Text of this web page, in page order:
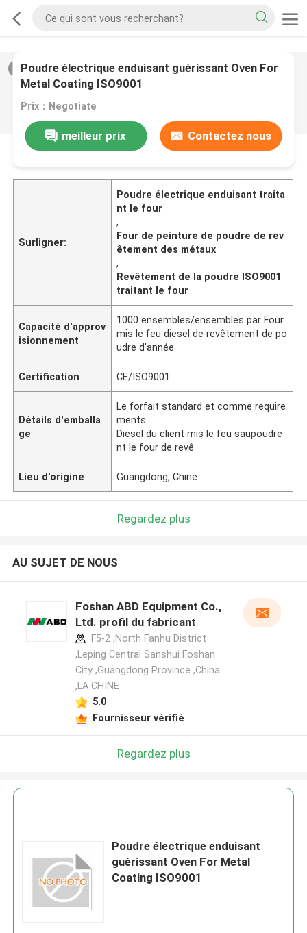
Nous vous rappellerons bientôt!
/0
Poudre électrique enduisant guérissant Oven For
Metal Coating ISO9001
Prix：Negotiate
meilleur prix
Contactez nous
DESCRIPTION DE PRODUIT
Surligner:
Poudre électrique enduisant traita
nt le four
,
Four de peinture de poudre de rev
êtement des métaux
,
Revêtement de la poudre ISO9001
traitant le four
Capacité d'approv
isionnement
1000 ensembles/ensembles par Four
mis le feu diesel de revêtement de po
udre d'année
Certification CE/ISO9001
Détails d'emballa
ge
Le forfait standard et comme require
ments
Diesel du client mis le feu saupoudre
nt le four de revê
Lieu d'origine Guangdong, Chine
Regardez plus
AU SUJET DE NOUS
Foshan ABD Equipment Co.,
Ltd. profil du fabricant
F5-2 ,North Fanhu District
,Leping Central Sanshui Foshan
City ,Guangdong Province ,China
,LA CHINE
5.0
Fournisseur vérifié
Regardez plus
Poudre électrique enduisant
guérissant Oven For Metal
Coating ISO9001